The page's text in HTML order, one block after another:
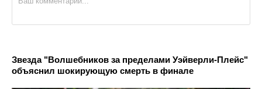
Звезда "Волшебников за пределами Уэйверли-Плейс"
объяснил шокирующую смерть в финале